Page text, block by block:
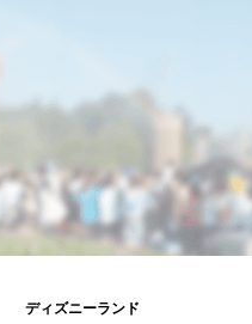
ディズニーランド